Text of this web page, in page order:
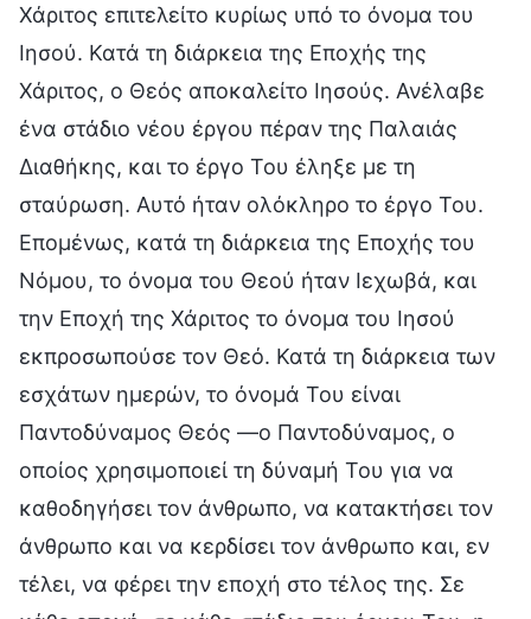
Χάριτος επιτελείτο κυρίως υπό το όνομα του
Ιησού. Κατά τη διάρκεια της Εποχής της
Χάριτος, ο Θεός αποκαλείτο Ιησούς. Ανέλαβε
ένα στάδιο νέου έργου πέραν της Παλαιάς
Διαθήκης, και το έργο Του έληξε με τη
σταύρωση. Αυτό ήταν ολόκληρο το έργο Του.
Επομένως, κατά τη διάρκεια της Εποχής του
Νόμου, το όνομα του Θεού ήταν Ιεχωβά, και
την Εποχή της Χάριτος το όνομα του Ιησού
εκπροσωπούσε τον Θεό. Κατά τη διάρκεια των
εσχάτων ημερών, το όνομά Του είναι
Παντοδύναμος Θεός —ο Παντοδύναμος, ο
οποίος χρησιμοποιεί τη δύναμή Του για να
καθοδηγήσει τον άνθρωπο, να κατακτήσει τον
άνθρωπο και να κερδίσει τον άνθρωπο και, εν
τέλει, να φέρει την εποχή στο τέλος της. Σε